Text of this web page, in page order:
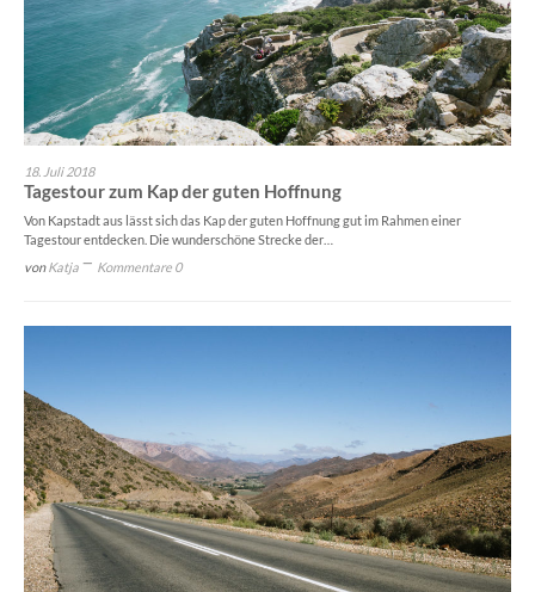
18. Juli 2018
Tagestour zum Kap der guten Hoffnung
Von Kapstadt aus lässt sich das Kap der guten Hoffnung gut im Rahmen einer
Tagestour entdecken. Die wunderschöne Strecke der…
vonKatja Kommentare 0